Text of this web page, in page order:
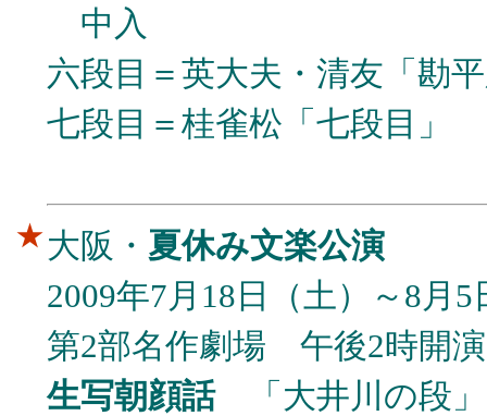
中入
六段目＝英大夫・清友「勘
七段目＝桂雀松「七段目」
★ 大阪・ 夏休み文楽公演
2009年7月18日（土）～8月
第2部名作劇場 午後2時開演
生写朝顔話「大井川の段」